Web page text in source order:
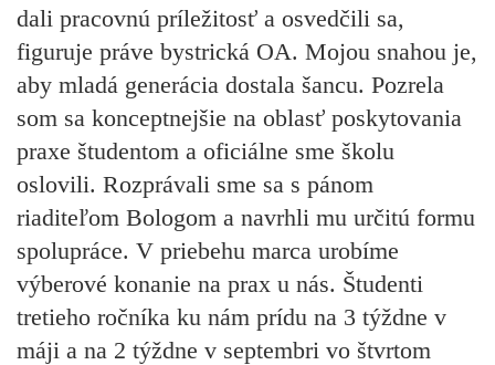
dali pracovnú príležitosť a osvedčili sa,
figuruje práve bystrická OA. Mojou snahou je,
aby mladá generácia dostala šancu. Pozrela
som sa konceptnejšie na oblasť poskytovania
praxe študentom a oficiálne sme školu
oslovili. Rozprávali sme sa s pánom
riaditeľom Bologom a navrhli mu určitú formu
spolupráce. V priebehu marca urobíme
výberové konanie na prax u nás. Študenti
tretieho ročníka ku nám prídu na 3 týždne v
máji a na 2 týždne v septembri vo štvrtom